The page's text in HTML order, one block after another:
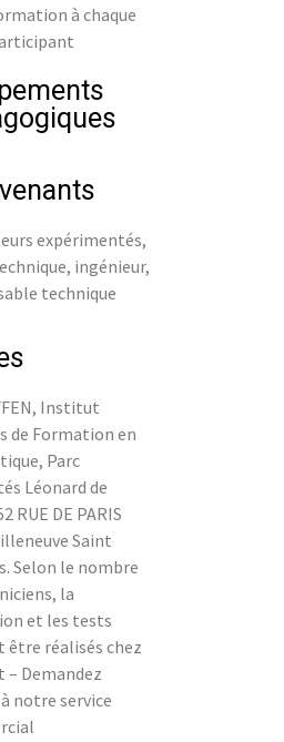
à chaque
expérimentés,
ingénieur,
technique
Institut
de Formation en
Parc
Léonard de
RUE DE PARIS
Saint
Selon le nombre
la
et les tests
être réalisés chez
– Demandez
notre service